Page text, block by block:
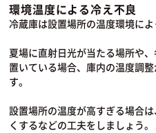
環境温度による冷え不良
冷蔵庫は設置場所の温度環境によ
夏場に直射日光が当たる場所や
置いている場合、庫内の温度調
す。
設置場所の温度が高すぎる場合
くするなどの工夫をしましょう。